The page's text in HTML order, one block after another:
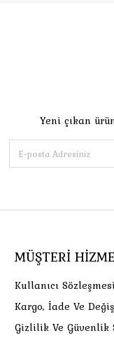
Yeni çıkan
MÜŞTERI
Kullanıcı
Kargo, İade Ve
Gizlilik Ve Güvenlik